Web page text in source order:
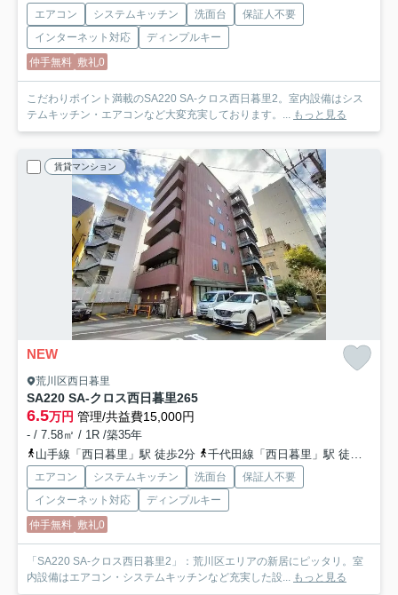
エアコン システムキッチン 洗面台
保証人不要
インターネット対応
ディンプルキー
仲手無料 敷礼0
こだわりポイント満載のSA220 SA-クロス西日暮里2。室内設備はシス
テムキッチン・エアコンなど大変充実しております。... もっと見る
賃貸マンション
NEW
荒川区西日暮里
SA220 SA-クロス西日暮里265
6.5万円 管理/共益費15,000円
- / 7.58㎡ / 1R /築35年
山手線「西日暮里」駅 徒歩2分
千代田線「西日暮里」駅 徒歩2分
エアコン システムキッチン 洗面台
保証人不要
インターネット対応
ディンプルキー
仲手無料 敷礼0
「SA220 SA-クロス西日暮里2」：荒川区エリアの新居にピッタリ。室
内設備はエアコン・システムキッチンなど充実した設... もっと見る